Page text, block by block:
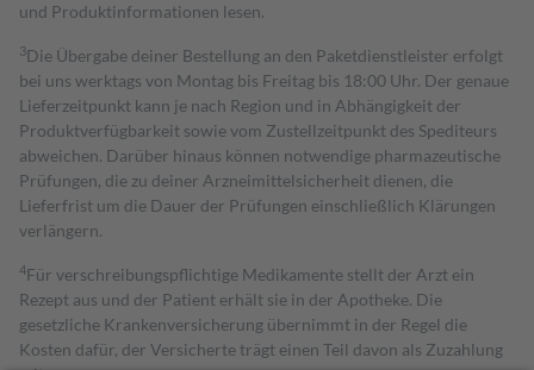
und Produktinformationen lesen.
3Die Übergabe deiner Bestellung an den Paketdienstleister erfolgt
bei uns werktags von Montag bis Freitag bis 18:00 Uhr. Der genaue
Lieferzeitpunkt kann je nach Region und in Abhängigkeit der
Produktverfügbarkeit sowie vom Zustellzeitpunkt des Spediteurs
abweichen. Darüber hinaus können notwendige pharmazeutische
Prüfungen, die zu deiner Arzneimittelsicherheit dienen, die
Lieferfrist um die Dauer der Prüfungen einschließlich Klärungen
verlängern.
4Für verschreibungspflichtige Medikamente stellt der Arzt ein
Rezept aus und der Patient erhält sie in der Apotheke. Die
gesetzliche Krankenversicherung übernimmt in der Regel die
Kosten dafür, der Versicherte trägt einen Teil davon als Zuzahlung